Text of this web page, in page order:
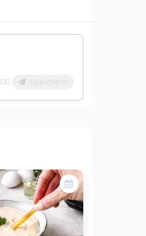
Speichern